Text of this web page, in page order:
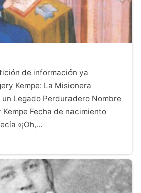
de información ya
Kempe: La Misionera
Legado Perduradero Nombre
Fecha de nacimiento
«¡Oh,…